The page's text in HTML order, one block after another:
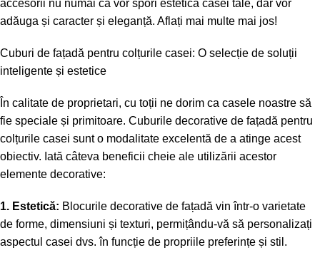
accesorii nu numai că vor spori estetica casei tale, dar vor
adăuga și caracter și eleganță. Aflați mai multe mai jos!
Cuburi de fațadă pentru colțurile casei: O selecție de soluții
inteligente și estetice
În calitate de proprietari, cu toții ne dorim ca casele noastre să
fie speciale și primitoare. Cuburile decorative de fațadă pentru
colțurile casei sunt o modalitate excelentă de a atinge acest
obiectiv. Iată câteva beneficii cheie ale utilizării acestor
elemente decorative:
1. Estetică: Blocurile decorative de fațadă vin într-o varietate
de forme, dimensiuni și texturi, permițându-vă să personalizați
aspectul casei dvs. în funcție de propriile preferințe și stil.